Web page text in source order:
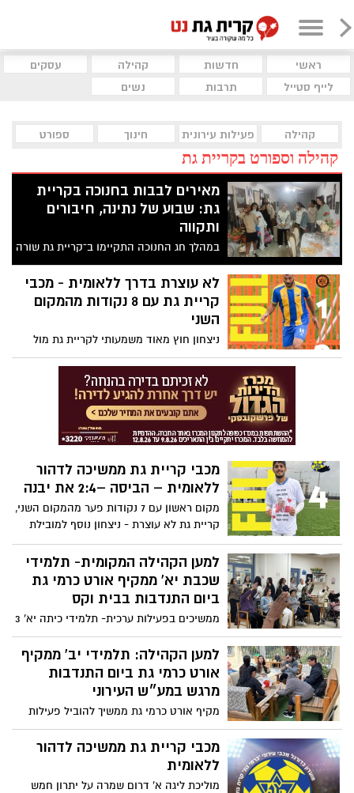
ראשי חדשות קהילה
עסקים
לייף סטייל
תרבות נשים
קהילה פעילות עירונית חינוך ספורט
קהילה וספורט בקריית גת
מאירים לבבות בחנוכה בקריית
גת: שבוע של נתינה, חיבורים
ותקווה
במהלך חג החנוכה התקיימו ב־קריית גת שורה
ארוכה של פעילויות קהילתיות מרגשות,
שהאירו לבבות וחיברו בין דורות, קהילות
ואוכלוסיות מגוונות – מבני הגיל השלישי, דרך
תלמידי החינוך המיוחד והקהילה הרחבה, ועד
לא עוצרת בדרך ללאומית - מכבי
קריית גת עם 8 נקודות מהמקום
השני
ניצחון חוץ מאוד משמעותי לקריית גת מול
היריבה הישירה שלה בצמרת, קריית מלאכי.
שער עצמי של אוהד פורטמן העלה את קריית
גת ליתרון, רון אשכנזי השווה בפנדל, אליאור
הסתיים ב2:1 לקריית גת.
מכבי קריית גת ממשיכה לדהור
ללאומית – הביסה –2:4 את יבנה
מקום ראשון עם 7 נקודות פער מהמקום השני,
קריית גת לא עוצרת - ניצחון נוסף למובילת
הטבלה מול הקהל המקומי שלה כשהיא
מבטלת לחלוטין את בית"ר יבנה. עידן פרץ
הבקיע את השער הראשון בהתמודדות
(פנדל), והקדיש את השער לרונן ז"ל, אביו
שהלך בטרם עת בסוף נובמבר. אליאור משלי,
כבש שלושער.
למען הקהילה המקומית- תלמידי
שכבת יא' ממקיף אורט כרמי גת
ביום התנדבות בבית וקס
ממשיכים בפעילות ערכית- תלמידי כיתה יא' 3
ממקיף אורט כרמי גת, יצאו אתמול בהובלת
מחנכת הכיתה דורית וייץ, להתנדבות בבית
ווקס- מרכז המטפל בתשושי נפש ותושבים
הסובלים מדמנציה.
למען הקהילה: תלמידי יב' ממקיף
אורט כרמי גת ביום התנדבות
מרגש במע״ש העירוני
מקיף אורט כרמי גת ממשיך להוביל פעילות
ערכית וחינוכית המשלבת אחריות חברתית,
ערבות הדדית ונתינה לקהילה. היום יצאו
מכבי קריית גת ממשיכה לדהור
ללאומית
מוליכת ליגה א' דרום שמרה על יתרון חמש